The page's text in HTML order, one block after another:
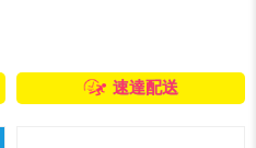
速達配送